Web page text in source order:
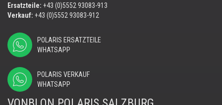
Ersatzteile: +43 (0)5552 93083-913
Verkauf: +43 (0)5552 93083-912
POLARIS ERSATZTEILE
WHATSAPP
POLARIS VERKAUF
WHATSAPP